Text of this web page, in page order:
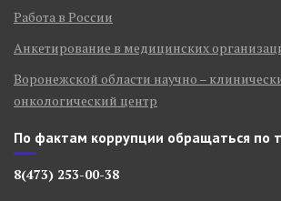
Работа в России
Анкетирование в медицинских
Воронежской области научно –
онкологический центр
По фактам коррупции обращаться по
8(473) 253-00-38